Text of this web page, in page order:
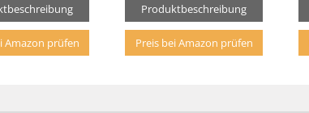
Amazon prüfen
Produktbeschreibung
Preis bei Amazon prüfen